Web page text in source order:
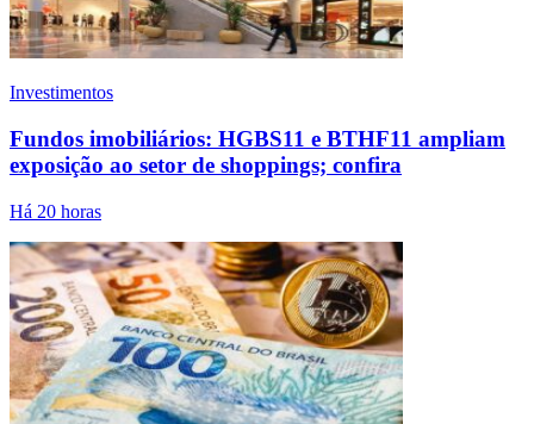
Investimentos
Fundos imobiliários: HGBS11 e BTHF11 ampliam
exposição ao setor de shoppings; confira
Há 20 horas